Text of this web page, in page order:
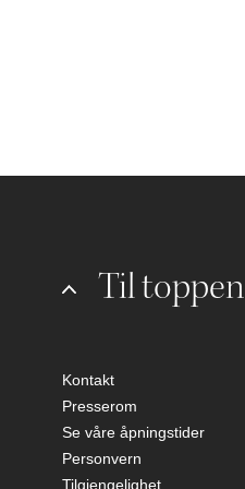
Til toppen
Kontakt
Presserom
Se våre åpningstider
Personvern
Tilgjengelighet